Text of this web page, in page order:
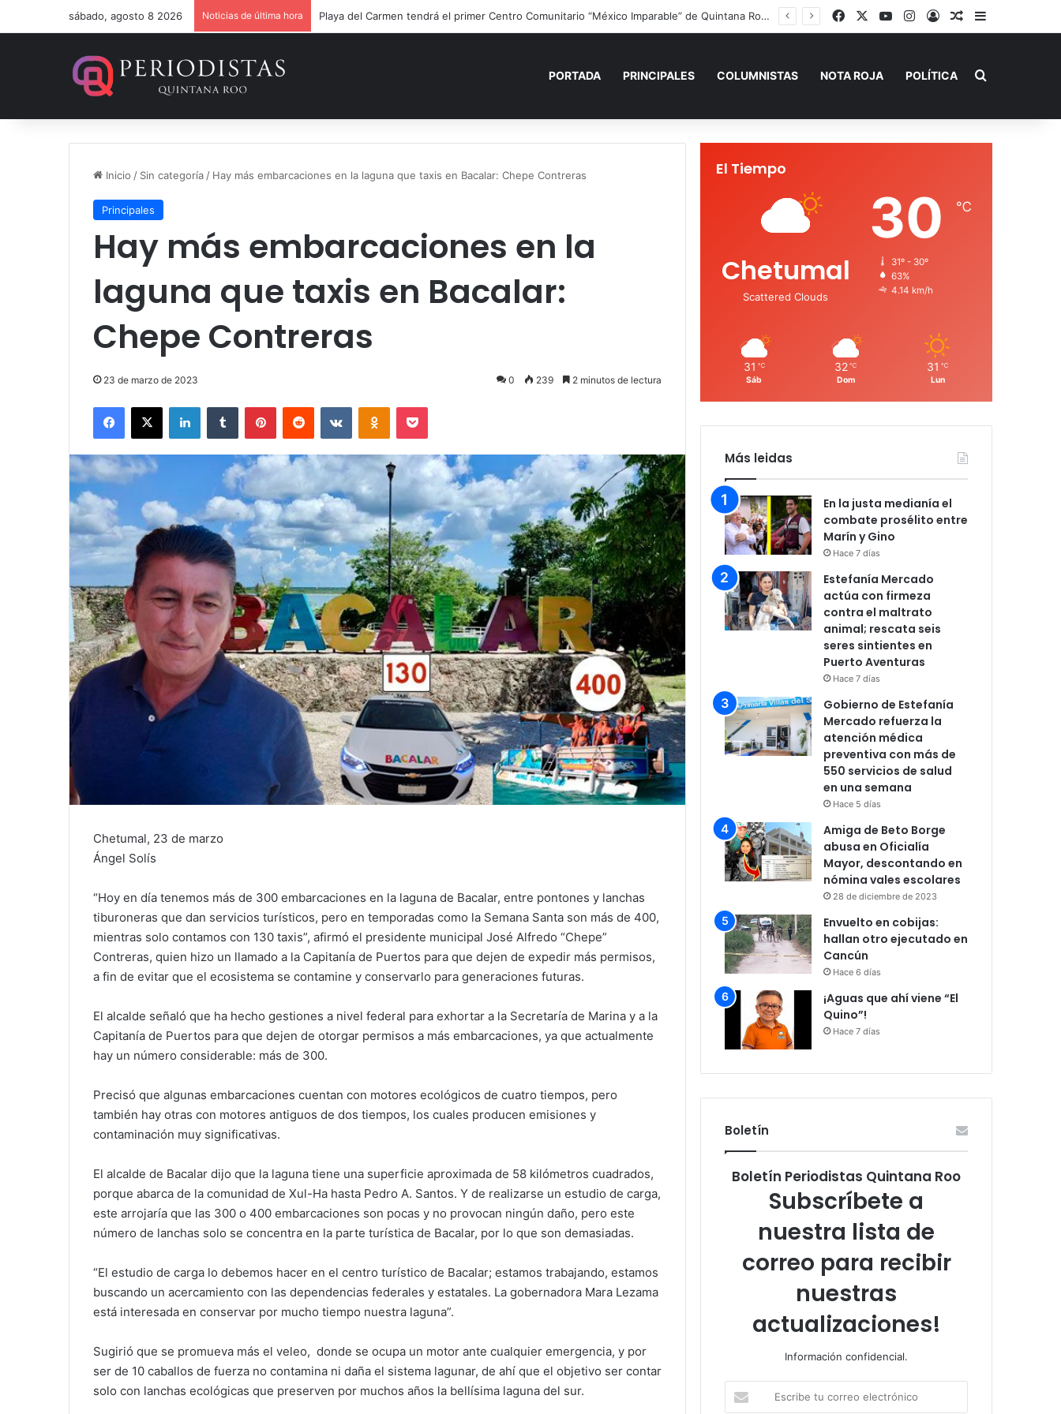
sábado, agosto 8 2026 Noticias de última hora Playa del Carmen tendrá el primer Centro Comunitario “México Imparable” de Quintana Roo: Mara Lezama FacebookYouTubeInstagram
AccesoPublicación al
Barra lateral
PORTADA PRINCIPALES COLUMNISTAS NOTA ROJA POLÍTICA Buscar por
Inicio / Sin categoría / Hay más embarcaciones en la laguna que taxis en Bacalar: Chepe Contreras
Principales
Hay más embarcaciones en la
laguna que taxis en Bacalar:
Chepe Contreras
23 de marzo de 2023 0 239 2 minutos de lectura
Facebook
X LinkedInTumblr PinterestReddit VKontakteOdnoklassniki
Pocket
Chetumal, 23 de marzo
Ángel Solís
“Hoy en día tenemos más de 300 embarcaciones en la laguna de Bacalar, entre pontones y lanchas
tiburoneras que dan servicios turísticos, pero en temporadas como la Semana Santa son más de 400,
mientras solo contamos con 130 taxis”, afirmó el presidente municipal José Alfredo “Chepe”
Contreras, quien hizo un llamado a la Capitanía de Puertos para que dejen de expedir más permisos,
a fin de evitar que el ecosistema se contamine y conservarlo para generaciones futuras.
El alcalde señaló que ha hecho gestiones a nivel federal para exhortar a la Secretaría de Marina y a la
Capitanía de Puertos para que dejen de otorgar permisos a más embarcaciones, ya que actualmente
hay un número considerable: más de 300.
Precisó que algunas embarcaciones cuentan con motores ecológicos de cuatro tiempos, pero
también hay otras con motores antiguos de dos tiempos, los cuales producen emisiones y
contaminación muy significativas.
El alcalde de Bacalar dijo que la laguna tiene una superficie aproximada de 58 kilómetros cuadrados,
porque abarca de la comunidad de Xul-Ha hasta Pedro A. Santos. Y de realizarse un estudio de carga,
este arrojaría que las 300 o 400 embarcaciones son pocas y no provocan ningún daño, pero este
número de lanchas solo se concentra en la parte turística de Bacalar, por lo que son demasiadas.
“El estudio de carga lo debemos hacer en el centro turístico de Bacalar; estamos trabajando, estamos
buscando un acercamiento con las dependencias federales y estatales. La gobernadora Mara Lezama
está interesada en conservar por mucho tiempo nuestra laguna”.
Sugirió que se promueva más el veleo, donde se ocupa un motor ante cualquier emergencia, y por
ser de 10 caballos de fuerza no contamina ni daña el sistema lagunar, de ahí que el objetivo ser contar
solo con lanchas ecológicas que preserven por muchos años la bellísima laguna del sur.
El Tiempo
Chetumal
Scattered Clouds
30 ℃
31º - 30º
63%
4.14 km/h
31 ℃
Sáb
32 ℃
Dom
31 ℃
Lun
Más leidas
En la justa medianía el
combate prosélito entre
Marín y Gino
Hace 7 días
Estefanía Mercado
actúa con firmeza
contra el maltrato
animal; rescata seis
seres sintientes en
Puerto Aventuras
Hace 7 días
Gobierno de Estefanía
Mercado refuerza la
atención médica
preventiva con más de
550 servicios de salud
en una semana
Hace 5 días
Amiga de Beto Borge
abusa en Oficialía
Mayor, descontando en
nómina vales escolares
28 de diciembre de 2023
Envuelto en cobijas:
hallan otro ejecutado en
Cancún
Hace 6 días
¡Aguas que ahí viene “El
Quino”!
Hace 7 días
Boletín
Boletín Periodistas Quintana Roo
Subscríbete a
nuestra lista de
correo para recibir
nuestras
actualizaciones!
Información confidencial.
tu